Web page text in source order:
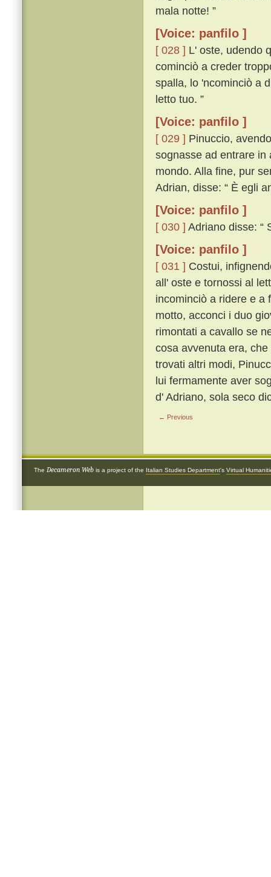
mala notte! ”
[Voice: panfilo ]
[ 028 ] L' oste, udendo
cominciò a creder
spalla, lo 'ncominciò a
letto tuo. ”
[Voice: panfilo ]
[ 029 ] Pinuccio,
sognasse ad entrare in
mondo. Alla fine, pur
Adrian, disse: “ È egli
[Voice: panfilo ]
[ 030 ] Adriano disse: “
[Voice: panfilo ]
[ 031 ] Costui,
all' oste e tornossi al
incominciò a ridere e
motto, acconci i duo
rimontati a cavallo se
cosa avvenuta era,
trovati altri modi,
lui fermamente aver
d' Adriano, sola seco
← Previous
The Decameron Web is a project of the Italian Studies Department's Virtual